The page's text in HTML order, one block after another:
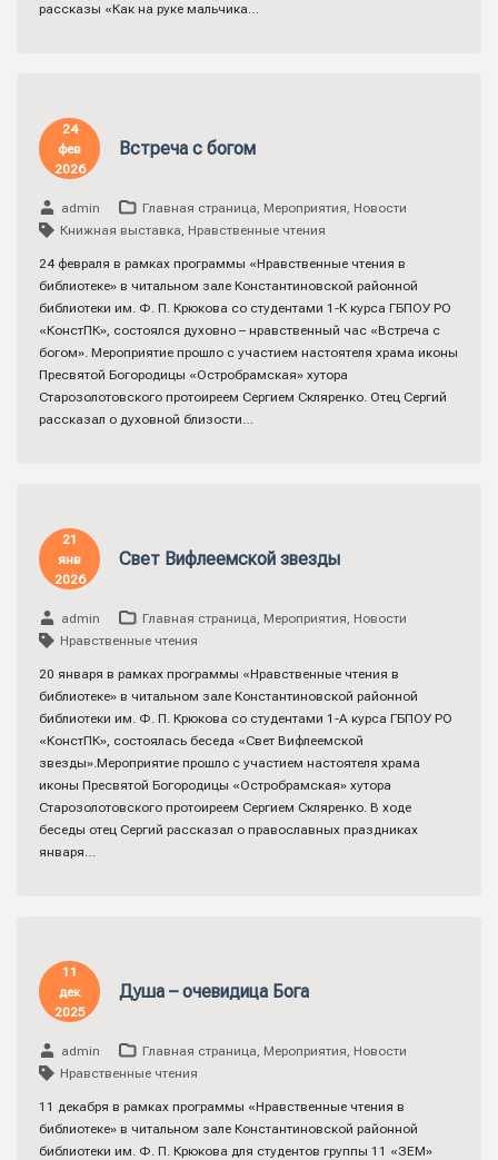
рассказы «Как на руке мальчика…
24
фев
2026
Встреча с богом
admin Главная страница, Мероприятия, Новости
Книжная выставка, Нравственные чтения
24 февраля в рамках программы «Нравственные чтения в
библиотеке» в читальном зале Константиновской районной
библиотеки им. Ф. П. Крюкова со студентами 1-К курса ГБПОУ РО
«КонстПК», состоялся духовно – нравственный час «Встреча с
богом». Мероприятие прошло с участием настоятеля храма иконы
Пресвятой Богородицы «Остробрамская» хутора
Старозолотовского протоиреем Сергием Скляренко. Отец Сергий
рассказал о духовной близости…
21
янв
2026
Свет Вифлеемской звезды
admin Главная страница, Мероприятия, Новости
Нравственные чтения
20 января в рамках программы «Нравственные чтения в
библиотеке» в читальном зале Константиновской районной
библиотеки им. Ф. П. Крюкова со студентами 1-А курса ГБПОУ РО
«КонстПК», состоялась беседа «Свет Вифлеемской
звезды».Мероприятие прошло с участием настоятеля храма
иконы Пресвятой Богородицы «Остробрамская» хутора
Старозолотовского протоиреем Сергием Скляренко. В ходе
беседы отец Сергий рассказал о православных праздниках
января…
11
дек
2025
Душа – очевидица Бога
admin Главная страница, Мероприятия, Новости
Нравственные чтения
11 декабря в рамках программы «Нравственные чтения в
библиотеке» в читальном зале Константиновской районной
библиотеки им. Ф. П. Крюкова для студентов группы 11 «ЗЕМ»